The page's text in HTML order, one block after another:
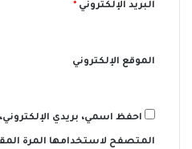
البريد الإلكتروني *
الموقع الإلكتروني
احفظ اسمي، بريدي
المتصفح لاستخدامها المرة